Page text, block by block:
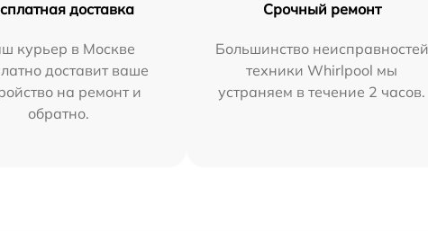
доставка
курьер в Москве
доставит ваше
на ремонт и
обратно.
Срочный ремонт
Большинство неисправностей
техники Whirlpool мы
устраняем в течение 2 часов.